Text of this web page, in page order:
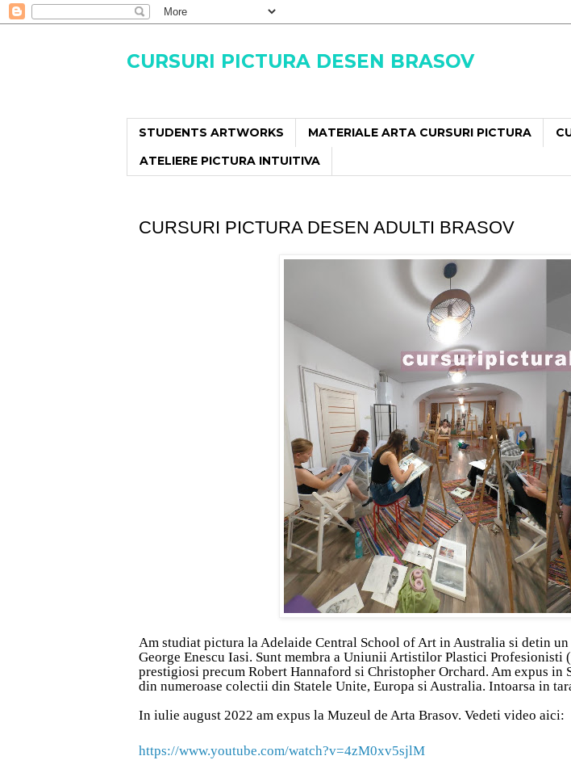
CURSURI PICTURA DESEN BRASOV
STUDENTS ARTWORKS MATERIALE ARTA CURSURI PICTURA
ATELIERE PICTURA INTUITIVA
CURSURI PICTURA DESEN ADULTI BRASOV
Am studiat pictura la Adelaide Central School of Art in Australia si detin
George Enescu Iasi. Sunt membra a Uniunii Artistilor Plastici
prestigiosi precum Robert Hannaford si Christopher Orchard. Am expus
din numeroase colectii din Statele Unite, Europa si Australia. Intoarsa in
In iulie august 2022 am expus la Muzeul de Arta Brasov. Vedeti video aici:
https://www.youtube.com/watch?v=4zM0xv5sjlM